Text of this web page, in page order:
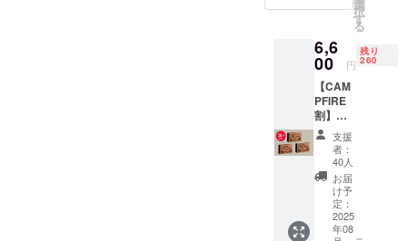
の子ど
もたち
の教育
支援に
役立て
られま
す。
◆限定
特典：
・オリ
ジナル
陶器製
マグ
カッ
ンズ
ゴール
ドなら
ではの
豊かな
香りと
まろや
かな味
わい
を、特
製のオ
リジナ
ルマグ
カップ
円（送
標高
1,500m
以上の
ネパー
ルの農
園で丁
寧に手
摘みさ
れた希
少なス
ペシャ
ルティ
コー
ヒー豆
選
択
す
る
6,6
00 円
残り
260
【CAM
PFIRE
割】ド
リップ
バッグ
コー
ヒー10
袋セッ
ト ×
3（計30
袋） 通
支援
者：
40人
お届
け予
定：
2025
年08